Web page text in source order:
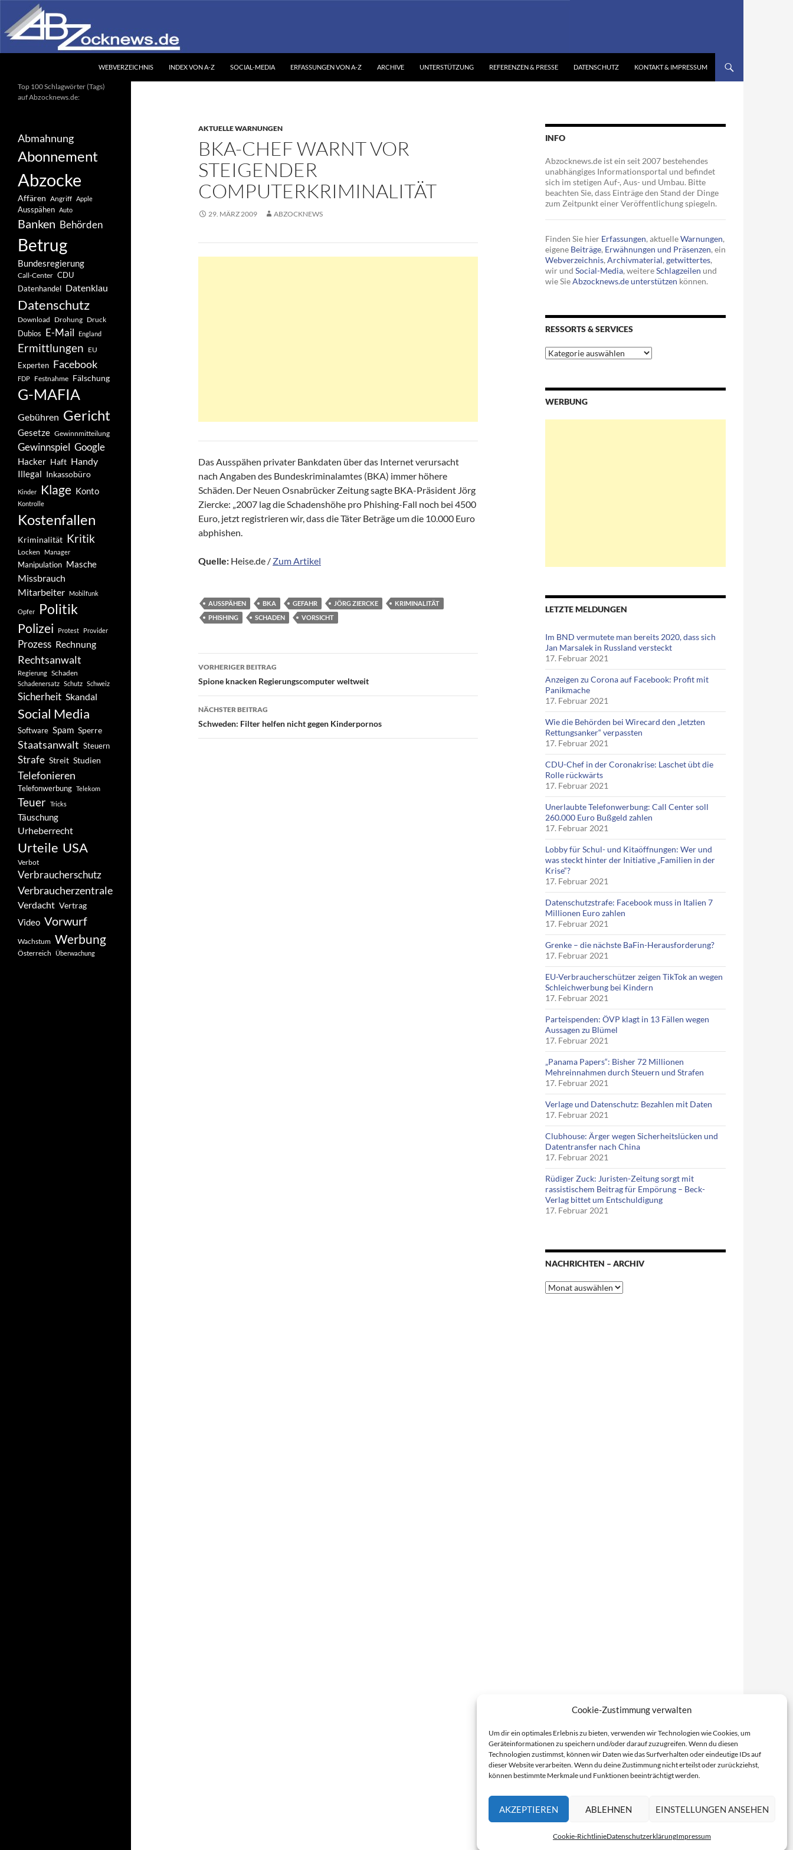
Cookie-Zustimmung verwalten
Um dir ein optimales Erlebnis zu bieten, verwenden wir Technologien wie Cookies, um
Geräteinformationen zu speichern und/oder darauf zuzugreifen. Wenn du diesen
Technologien zustimmst, können wir Daten wie das Surfverhalten oder eindeutige IDs auf
dieser Website verarbeiten. Wenn du deine Zustimmung nicht erteilst oder zurückziehst,
können bestimmte Merkmale und Funktionen beeinträchtigt werden.
AKZEPTIEREN ABLEHNEN EINSTELLUNGEN ANSEHEN
Cookie-RichtlinieDatenschutzerklärungImpressum
Inhalt
springen
WEBVERZEICHNIS INDEX VON A-Z SOCIAL-MEDIA ERFASSUNGEN VON A-Z ARCHIVE UNTERSTÜTZUNG REFERENZEN & PRESSE DATENSCHUTZ KONTAKT & IMPRESSUM
AKTUELLE WARNUNGEN
BKA-CHEF WARNT VOR
STEIGENDER
COMPUTERKRIMINALITÄT
29. MÄRZ 2009 ABZOCKNEWS
Das Ausspähen privater Bankdaten über das Internet verursacht
nach Angaben des Bundeskriminalamtes (BKA) immer höhere
Schäden. Der Neuen Osnabrücker Zeitung sagte BKA-Präsident Jörg
Ziercke: „2007 lag die Schadenshöhe pro Phishing-Fall noch bei 4500
Euro, jetzt registrieren wir, dass die Täter Beträge um die 10.000 Euro
abphishen.
Quelle: Heise.de / Zum Artikel
AUSSPÄHEN BKA GEFAHR JÖRG ZIERCKE
KRIMINALITÄT
PHISHING
SCHADEN VORSICHT
Beitragsnavigation
VORHERIGER BEITRAG
Spione knacken Regierungscomputer weltweit
NÄCHSTER BEITRAG
Schweden: Filter helfen nicht gegen Kinderpornos
INFO
Abzocknews.de ist ein seit 2007 bestehendes
unabhängiges Informationsportal und befindet
sich im stetigen Auf-, Aus- und Umbau. Bitte
beachten Sie, dass Einträge den Stand der Dinge
zum Zeitpunkt einer Veröffentlichung spiegeln.
Finden Sie hier Erfassungen, aktuelleWarnungen,
eigene Beiträge, Erwähnungen und Präsenzen, ein
Webverzeichnis, Archivmaterial, getwittertes,
wir und Social-Media, weitereSchlagzeilen und
wie SieAbzocknews.de unterstützen können.
RESSORTS & SERVICES
Ressorts
&
WERBUNG
LETZTE MELDUNGEN
Im BND vermutete man bereits 2020, dass sich
Jan Marsalek in Russland versteckt
17. Februar 2021
Anzeigen zu Corona auf Facebook: Profit mit
Panikmache
17. Februar 2021
Wie die Behörden bei Wirecard den „letzten
Rettungsanker“ verpassten
17. Februar 2021
CDU-Chef in der Coronakrise: Laschet übt die
Rolle rückwärts
17. Februar 2021
Unerlaubte Telefonwerbung: Call Center soll
260.000 Euro Bußgeld zahlen
17. Februar 2021
Lobby für Schul- und Kitaöffnungen: Wer und
was steckt hinter der Initiative „Familien in der
Krise“?
17. Februar 2021
Datenschutzstrafe: Facebook muss in Italien 7
Millionen Euro zahlen
17. Februar 2021
Grenke – die nächste BaFin-Herausforderung?
17. Februar 2021
EU-Verbraucherschützer zeigen TikTok an wegen
Schleichwerbung bei Kindern
17. Februar 2021
Parteispenden: ÖVP klagt in 13 Fällen wegen
Aussagen zu Blümel
17. Februar 2021
„Panama Papers“: Bisher 72 Millionen
Mehreinnahmen durch Steuern und Strafen
17. Februar 2021
Verlage und Datenschutz: Bezahlen mit Daten
17. Februar 2021
Clubhouse: Ärger wegen Sicherheitslücken und
Datentransfer nach China
17. Februar 2021
Rüdiger Zuck: Juristen-Zeitung sorgt mit
rassistischem Beitrag für Empörung – Beck-
Verlag bittet um Entschuldigung
17. Februar 2021
NACHRICHTEN – ARCHIV
Nachrichten
–
Ihr unabhängiges
Informationsportal
Top 100 Schlagwörter (Tags)
auf Abzocknews.de:
Abmahnung
Abonnement
Abzocke
Affären Angriff Apple
Ausspähen Auto
Banken Behörden
Betrug
Bundesregierung
Call-Center CDU
Datenhandel Datenklau
Datenschutz
Download Drohung Druck
Dubios E-Mail England
Ermittlungen EU
Experten Facebook
FDP Festnahme Fälschung
G-MAFIA
Gebühren Gericht
Gesetze Gewinnmitteilung
Gewinnspiel Google
Hacker Haft Handy
Illegal Inkassobüro
Kinder Klage Konto
Kontrolle
Kostenfallen
Kriminalität Kritik
Locken Manager
Manipulation Masche
Missbrauch
Mitarbeiter
Mobilfunk
Opfer Politik
Polizei Protest Provider
Prozess Rechnung
Rechtsanwalt
Regierung Schaden
Schadenersatz Schutz Schweiz
Sicherheit Skandal
Social Media
Software Spam Sperre
Staatsanwalt Steuern
Strafe Streit Studien
Telefonieren
Telefonwerbung Telekom
Teuer Tricks
Täuschung
Urheberrecht
Urteile USA
Verbot
Verbraucherschutz
Verbraucherzentrale
Verdacht Vertrag
Video Vorwurf
Wachstum Werbung
Österreich Überwachung